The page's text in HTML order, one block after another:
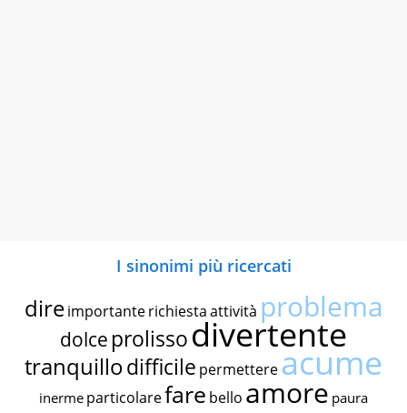
I sinonimi più ricercati
dire importante richiestaattività problema
dolce prolissodivertente
tranquillodifficile permettereacume
inerme particolarefare bello amore paura